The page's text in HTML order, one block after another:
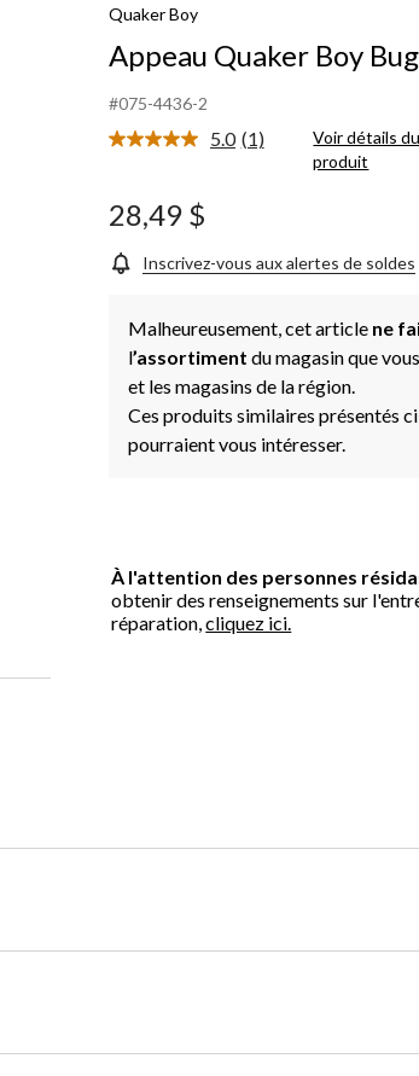
Quaker Boy
Appeau Quaker Boy
#075-4436-2
5.0 Lire
même
(1)
Voir détails du
produit
28,49 $
Inscrivez-vous aux alertes de soldes
Malheureusement, cet article ne
l’assortiment du magasin que
et les magasins de la région.
Ces produits similaires présentés
pourraient vous intéresser.
À l'attention des personnes
obtenir des renseignements sur
réparation,cliquez ici.